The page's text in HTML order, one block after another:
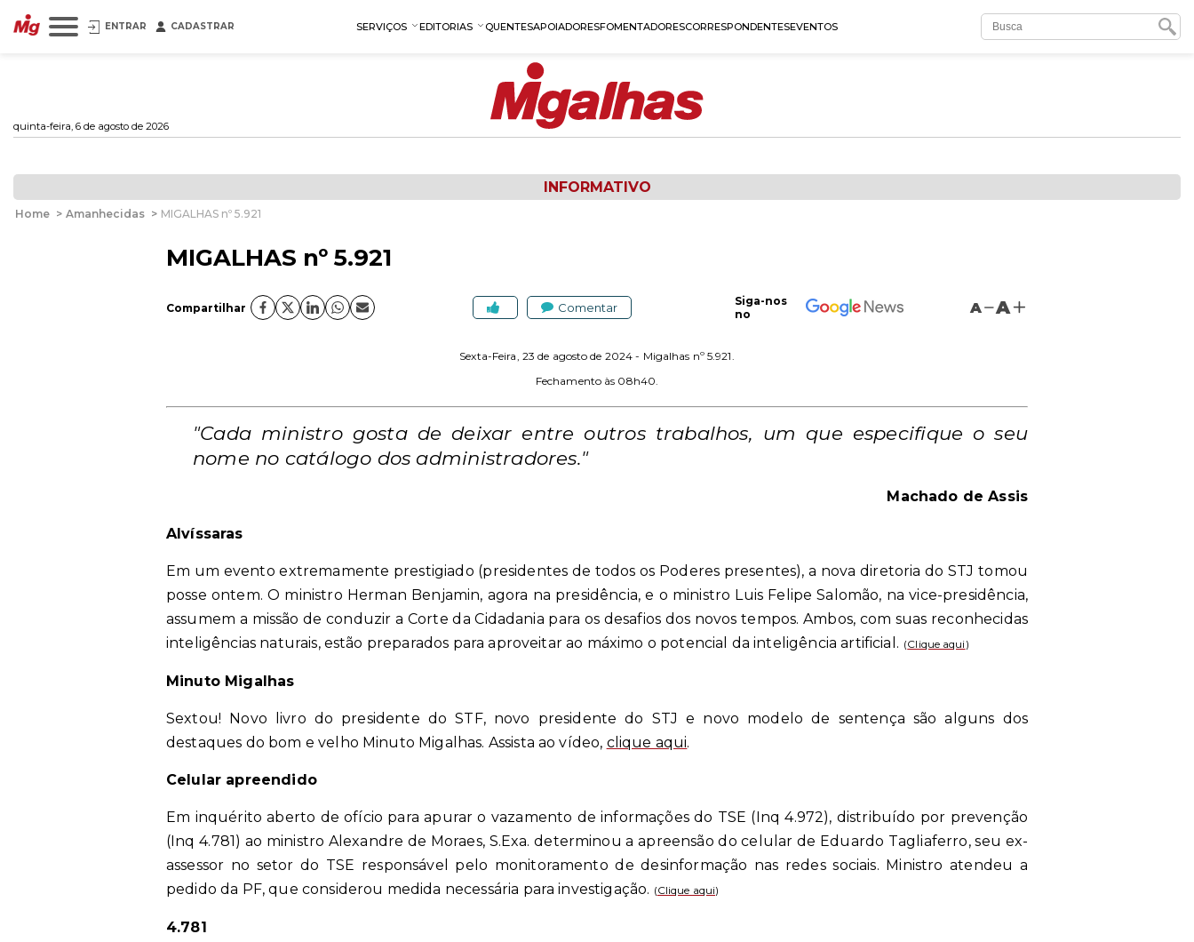
ENTRAR CADASTRAR SERVIÇOS EDITORIAS QUENTESAPOIADORESFOMENTADORESCORRESPONDENTESEVENTOS
quinta-feira, 6 de agosto de 2026
INFORMATIVO
Home > Amanhecidas > MIGALHAS nº 5.921
MIGALHAS nº 5.921
Compartilhar Comentar
Siga-nos
no
A A
Sexta-Feira, 23 de agosto de 2024 - Migalhas nº 5.921.
Fechamento às 08h40.
"Cada ministro gosta de deixar entre outros trabalhos, um que especifique o seu
nome no catálogo dos administradores."
Machado de Assis
Alvíssaras
Em um evento extremamente prestigiado (presidentes de todos os Poderes presentes), a nova diretoria do STJ tomou
posse ontem. O ministro Herman Benjamin, agora na presidência, e o ministro Luis Felipe Salomão, na vice-presidência,
assumem a missão de conduzir a Corte da Cidadania para os desafios dos novos tempos. Ambos, com suas reconhecidas
inteligências naturais, estão preparados para aproveitar ao máximo o potencial da inteligência artificial. (Clique aqui )
Minuto Migalhas
Sextou! Novo livro do presidente do STF, novo presidente do STJ e novo modelo de sentença são alguns dos
destaques do bom e velho Minuto Migalhas. Assista ao vídeo, clique aqui.
Celular apreendido
Em inquérito aberto de ofício para apurar o vazamento de informações do TSE (Inq 4.972), distribuído por prevenção
(Inq 4.781) ao ministro Alexandre de Moraes, S.Exa. determinou a apreensão do celular de Eduardo Tagliaferro, seu ex-
assessor no setor do TSE responsável pelo monitoramento de desinformação nas redes sociais. Ministro atendeu a
pedido da PF, que considerou medida necessária para investigação. (Clique aqui)
4.781